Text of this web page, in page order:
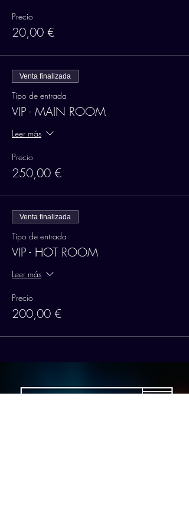
Precio
20,00 €
Venta finalizada
Tipo de entrada
VIP - MAIN ROOM
Leer más
Precio
250,00 €
Venta finalizada
Tipo de entrada
VIP - HOT ROOM
Leer más
Precio
200,00 €